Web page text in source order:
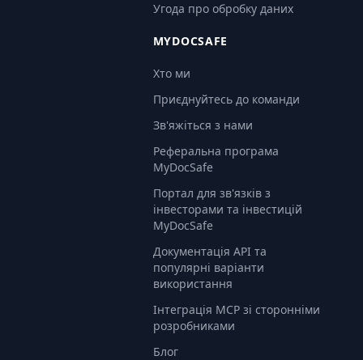
Угода про обробку даних
MYDOCSAFE
Хто ми
Приєднуйтесь до команди
Зв'яжіться з нами
Реферальна програма
MyDocSafe
Портал для зв'язків з
інвесторами та інвестицій
MyDocSafe
Документація API та
популярні варіанти
використання
Інтеграція MCP зі сторонніми
розробниками
Блог